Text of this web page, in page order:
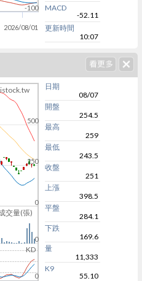
2026/08/01
-100
MACD
-52.11
更新時間
10:07
交量(張)
KD
0
250
500
0
0
日期
08/07
開盤
254.5
最高
259
最低
243.5
收盤
251
上漲
398.5
平盤
284.1
下跌
169.6
量
11,333
K9
55.10